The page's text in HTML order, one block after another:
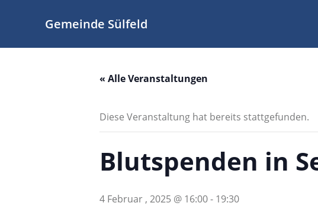
Gemeinde Sülfeld
« Alle Veranstaltungen
Diese Veranstaltung hat bereits stattgefunden.
Blutspenden in
4 Februar , 2025 @ 16:00- 19:30